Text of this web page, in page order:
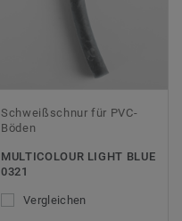
Schweißschnur für PVC-
Böden
MULTICOLOUR LIGHT BLUE
0321
Vergleichen